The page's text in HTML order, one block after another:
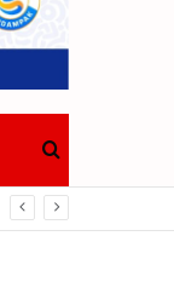
for